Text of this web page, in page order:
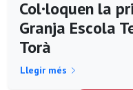
Col·loquen la
Granja Escola
Torà
Llegir més